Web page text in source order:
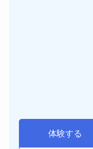
体験する